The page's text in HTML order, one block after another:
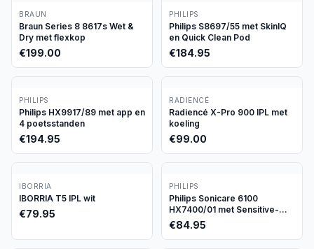
BRAUN
Braun Series 8 8617s Wet &
Dry met flexkop
€199.00
PHILIPS
Philips S8697/55 met SkinIQ
en Quick Clean Pod
€184.95
PHILIPS
Philips HX9917/89 met app en
4 poetsstanden
€194.95
RADIENCÉ
Radiencé X-Pro 900 IPL met
koeling
€99.00
IBORRIA
IBORRIA T5 IPL wit
€79.95
PHILIPS
Philips Sonicare 6100
HX7400/01 met Sensitive-
stand
€84.95